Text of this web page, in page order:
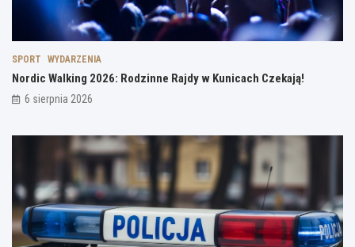
SPORT WYDARZENIA
Nordic Walking 2026: Rodzinne Rajdy w Kunicach Czekają!
6 sierpnia 2026